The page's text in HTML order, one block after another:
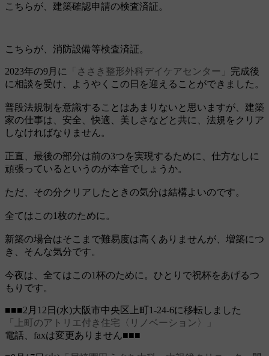
こちらが、建築確認申請の検査済証。
こちらが、消防設備等検査済証。
2023年の9月に 「ささき整形外科デイケアセンター」 完成後
に相談を受け、ようやくこの日を迎えることができました。
普段法規制を意識することはあまりないと思いますが、建築
家の仕事は、安全、快適、美しさなどと共に、法規をクリア
しなければなりません。
正直、最後の部分は前の3つを実現するために、仕方なしに
頑張っているというのが本音でしょうか。
ただ、その分クリアしたときの気分は結構よいのです。
全てはこの1枚のために。
新築の場合はそこまで難易度は高くありませんが、増築につ
き、そんな気分です。
今夜は、全てはこの1杯のために。ひとりで祝杯をあげるつ
もりです。
■■■2月12日(水)大阪市中央区上町1-24-6に移転しました
「上町のアトリエ付き住宅〈リノベーション〉」
電話、faxは変更ありません■■■